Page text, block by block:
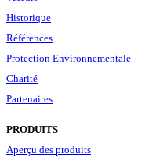
Historique
Références
Protection Environnementale
Charité
Partenaires
PRODUITS
Aperçu des produits